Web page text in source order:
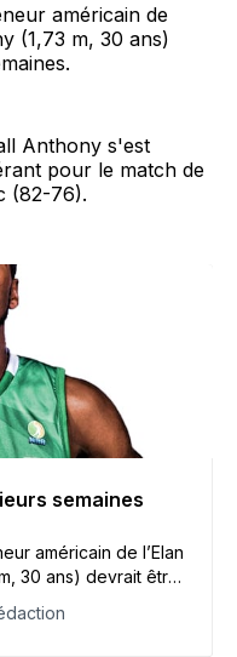
américain de
(1,73 m, 30 ans)
Anthony s'est
pour le match de
(82-76).
semaines
américain de l’Elan
30 ans) devrait être